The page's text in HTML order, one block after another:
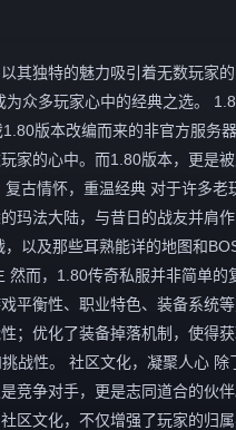
其独特的魅力吸引着无数玩家
众多玩家心中的经典之选。
版本改编而来的非官方服务
家的心中。而1.80版本，更是
古情怀，重温经典 对于许多
玛法大陆，与昔日的战友并肩
以及那些耳熟能详的地图和
而，1.80传奇私服并非简单
平衡性、职业特色、装备系统
；优化了装备掉落机制，使得
战性。 社区文化，凝聚人心
竞争对手，更是志同道合的伙
区文化，不仅增强了玩家的归